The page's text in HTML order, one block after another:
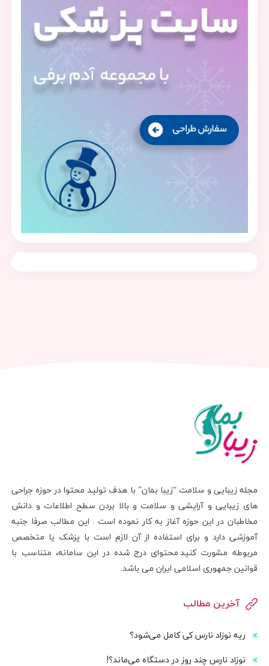
مجله زیبایی و سلامت “زیبا بمان” با هدف تولید محتوا در حوزه جراحی
های زیبایی و آرایشی و سلامت و بالا بردن سطح اطلاعات و دانش
مخاطبان در این حوزه آغاز به کار نموده است . این مطالب صرفا جنبه
آموزشی دارد و برای استفاده از آن لازم است با پزشک یا متخصص
مربوطه مشورت کنید.محتوای درج شده در این سامانه، متناسب با
قوانین جمهوری اسلامی ایران می باشد.
آخرین مطالب
ریه نوزاد نارس کی کامل می‌شود؟
نوزاد نارس چند روز در دستگاه می‌ماند؟!